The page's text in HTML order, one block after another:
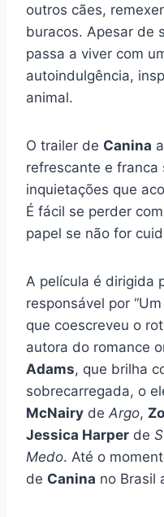
outros cães,
buracos. Apesar de
passa a viver com
autoindulgência,
animal.
O trailer de Canina
refrescante e franca
inquietações que
É fácil se perder
papel se não for
A película é dirigida
responsável por
que coescreveu o
autora do romance
Adams, que brilha
sobrecarregada, o
McNairy de Argo,
Jessica Harper de
Medo. Até o
de Canina no Brasil